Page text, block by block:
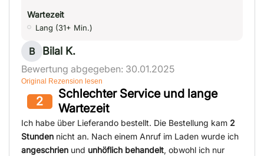
Wartezeit
Lang (31+ Min.)
B Bilal K.
Bewertung abgegeben: 30.01.2025
Original Rezension lesen
2
Schlechter Service und lange
Wartezeit
Ich habe über Lieferando bestellt. Die Bestellung kam 2
Stunden nicht an. Nach einem Anruf im Laden wurde ich
angeschrien und unhöflich behandelt, obwohl ich nur